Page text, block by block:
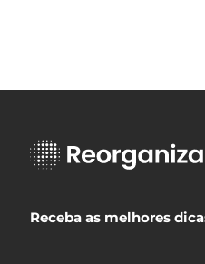
Receba as melhores